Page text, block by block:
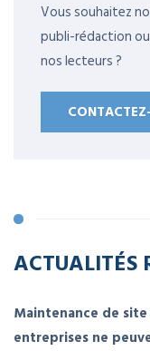
Vous souhaitez
publi-rédaction
nos lecteurs ?
ACTUALITÉS
Maintenance de
entreprises ne